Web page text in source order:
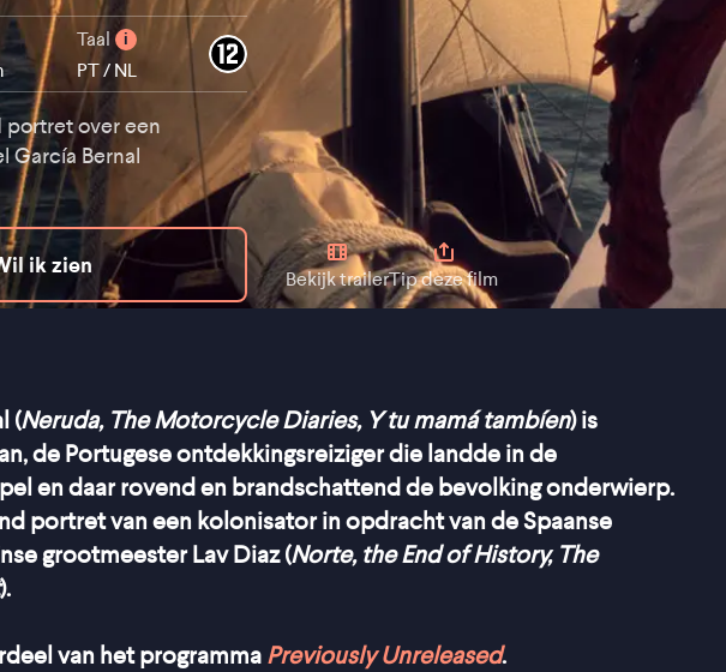
Taal i
PT / NL
portret over een
García Bernal
ik zien
Bekijk trailerTip deze film
(Neruda, The Motorcycle Diaries, Y tu mamá tambíen) is
de Portugese ontdekkingsreiziger die landde in de
en daar rovend en brandschattend de bevolking onderwierp.
portret van een kolonisator in opdracht van de Spaanse
grootmeester Lav Diaz (Norte, the End of History, The
).
van het programma Previously Unreleased.